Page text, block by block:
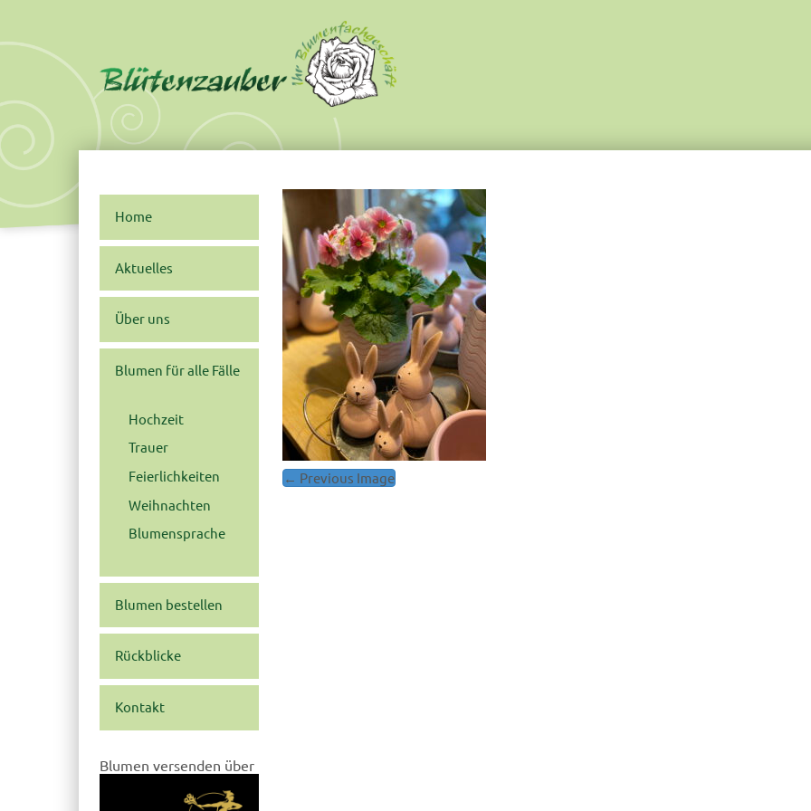
content
Post
← Previous Image
Home
Aktuelles
Über uns
Blumen für alle Fälle
Hochzeit
Trauer
Feierlichkeiten
Weihnachten
Blumensprache
Blumen bestellen
Rückblicke
Kontakt
Blumen versenden über